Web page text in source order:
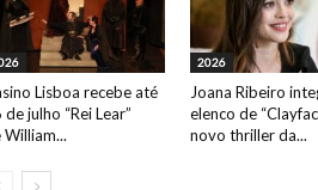
Lisboa recebe até
de julho “Rei Lear”
William...
2026
Joana Ribeiro
elenco de
novo thriller da...